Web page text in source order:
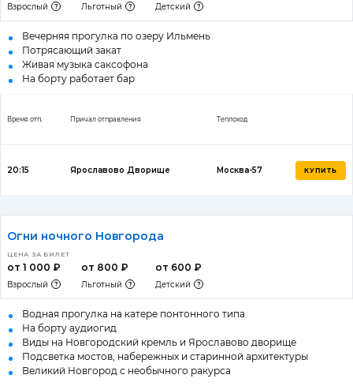
Взрослый Льготный Детский
Вечерняя прогулка по озеру Ильмень
Потрясающий закат
Живая музыка саксофона
На борту работает бар
Время отп. Причал отправления Теплоход
20:15 Ярославово Дворище Москва-57 КУПИТЬ
Огни ночного Новгорода
ЦЕНА ЗА БИЛЕТ
от 1 000 ₽
Взрослый
от 800 ₽
Льготный
от 600 ₽
Детский
Водная прогулка на катере понтонного типа
На борту аудиогид
Виды на Новгородский кремль и Ярославово дворище
Подсветка мостов, набережных и старинной архитектуры
Великий Новгород с необычного ракурса